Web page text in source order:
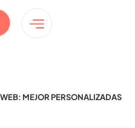
MEJOR PERSONALIZADAS